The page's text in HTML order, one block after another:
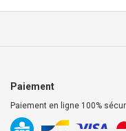
Paiement
Paiement en ligne 100%